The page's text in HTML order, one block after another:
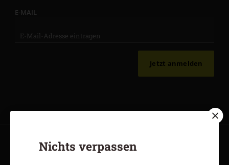
E-MAIL
Jetzt anmelden
AGB und Widerrufsbelehrung Datenschutz
Nichts verpassen